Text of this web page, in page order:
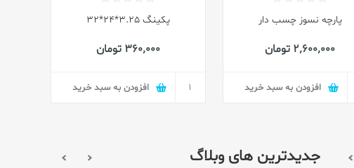
پارچه نسوز چسب دار
2٬600٬000 تومان
افزودن به سبد خرید
پکینگ 3.25*24*32
360٬000 تومان
افزودن به سبد خرید
جدیدترین های وبلاگ